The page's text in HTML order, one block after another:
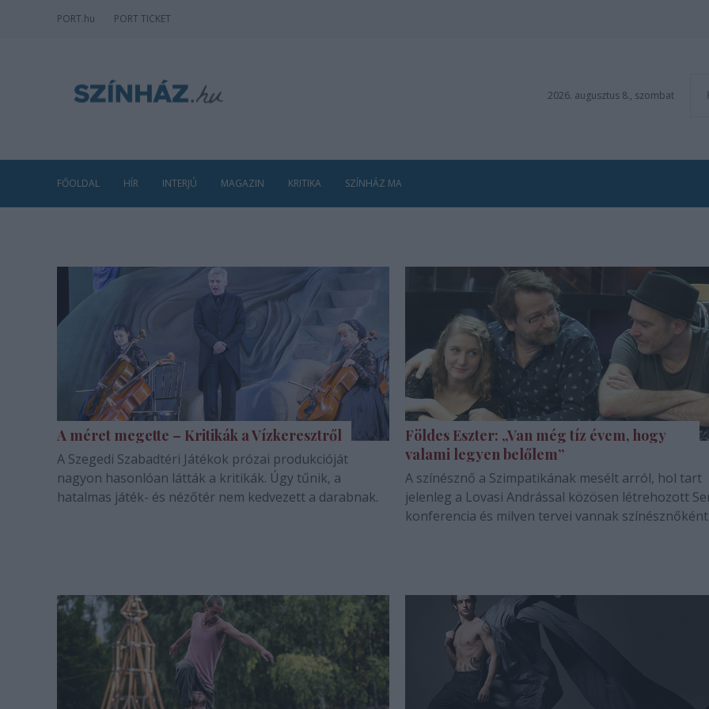
PORT.hu PORT TICKET
2026. augusztus 8., szombat
FŐOLDAL HÍR INTERJÚ MAGAZIN KRITIKA SZÍNHÁZ MA
A méret megette – Kritikák a Vízkeresztről
A Szegedi Szabadtéri Játékok prózai produkcióját
nagyon hasonlóan látták a kritikák. Úgy tűnik, a
hatalmas játék- és nézőtér nem kedvezett a darabnak.
Földes Eszter: „Van még tíz évem, hogy
valami legyen belőlem”
A színésznő a Szimpatikának mesélt arról, hol tart
jelenleg a Lovasi Andrással közösen létrehozott
konferencia és milyen tervei vannak